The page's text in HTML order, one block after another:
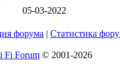
05-03-2022
форума | Статистика
Fi Forum © 2001-2026